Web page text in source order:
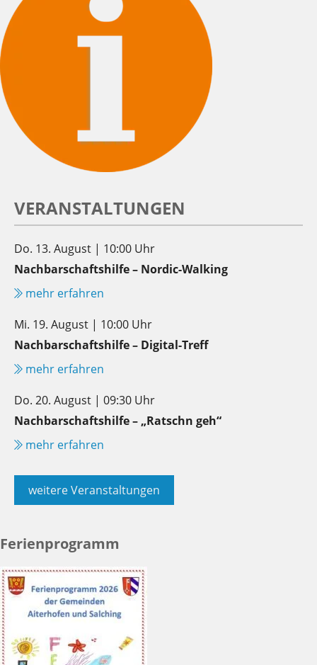
VERANSTALTUNGEN
Do. 13. August | 10:00 Uhr
Nachbarschaftshilfe – Nordic-Walking
mehr erfahren
Mi. 19. August | 10:00 Uhr
Nachbarschaftshilfe – Digital-Treff
mehr erfahren
Do. 20. August | 09:30 Uhr
Nachbarschaftshilfe – „Ratschn geh“
mehr erfahren
weitere Veranstaltungen
Ferienprogramm